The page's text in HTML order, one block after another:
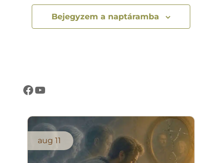
Bejegyzem a naptáramba
Létezés Öröme Központ oldala
Létezés Öröme Központ csatornája
aug 11